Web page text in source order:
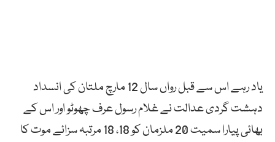
یاد رہے اس سے قبل رواں سال 12 مارچ ملتان کی انسداد
دہشت گردی عدالت نے غلام رسول عرف چھوٹو اور اس کے
بھائی پیارا سمیت 20 ملزمان کو 18، 18 مرتبہ سزائے موت کا